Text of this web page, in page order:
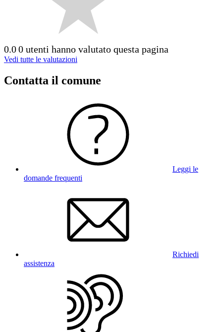
0.00 utenti hanno valutato questa pagina
Vedi tutte le valutazioni
Contatta il comune
Leggi le
domande frequenti
Richiedi
assistenza